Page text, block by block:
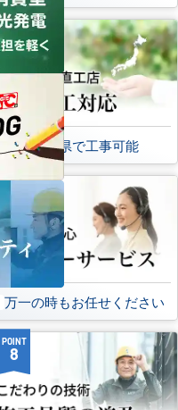
POINT
4
47都道府県で工事可能
6
万一の時もお任せください
POINT
8